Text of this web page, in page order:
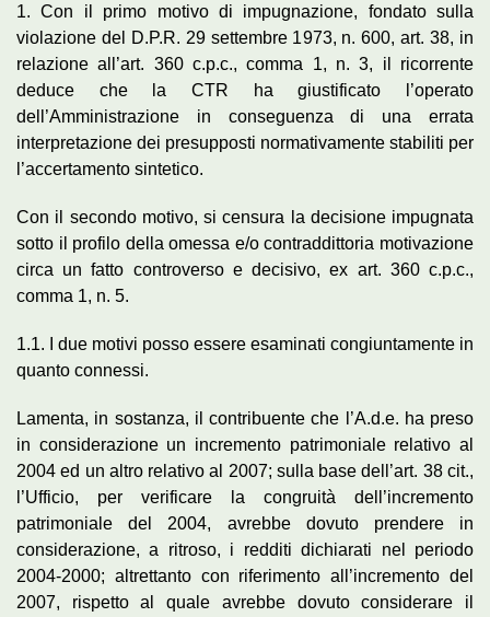
1. Con il primo motivo di impugnazione, fondato sulla
violazione del D.P.R. 29 settembre 1973, n. 600, art. 38, in
relazione all’art. 360 c.p.c., comma 1, n. 3, il ricorrente
deduce che la CTR ha giustificato l’operato
dell’Amministrazione in conseguenza di una errata
interpretazione dei presupposti normativamente stabiliti per
l’accertamento sintetico.
Con il secondo motivo, si censura la decisione impugnata
sotto il profilo della omessa e/o contraddittoria motivazione
circa un fatto controverso e decisivo, ex art. 360 c.p.c.,
comma 1, n. 5.
1.1. I due motivi posso essere esaminati congiuntamente in
quanto connessi.
Lamenta, in sostanza, il contribuente che l’A.d.e. ha preso
in considerazione un incremento patrimoniale relativo al
2004 ed un altro relativo al 2007; sulla base dell’art. 38 cit.,
l’Ufficio, per verificare la congruità dell’incremento
patrimoniale del 2004, avrebbe dovuto prendere in
considerazione, a ritroso, i redditi dichiarati nel periodo
2004-2000; altrettanto con riferimento all’incremento del
2007, rispetto al quale avrebbe dovuto considerare il